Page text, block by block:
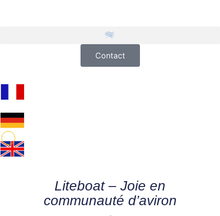
Contact
Liteboat – Joie en
communauté d’aviron